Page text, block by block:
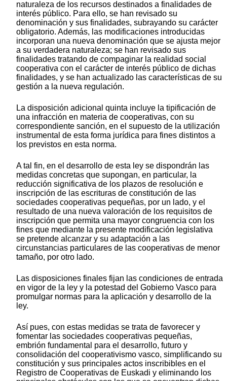
naturaleza de los recursos destinados a finalidades de
interés público. Para ello, se han revisado su
denominación y sus finalidades, subrayando su carácter
obligatorio. Además, las modificaciones introducidas
incorporan una nueva denominación que se ajusta mejor
a su verdadera naturaleza; se han revisado sus
finalidades tratando de compaginar la realidad social
cooperativa con el carácter de interés público de dichas
finalidades, y se han actualizado las características de su
gestión a la nueva regulación.
La disposición adicional quinta incluye la tipificación de
una infracción en materia de cooperativas, con su
correspondiente sanción, en el supuesto de la utilización
instrumental de esta forma jurídica para fines distintos a
los previstos en esta norma.
A tal fin, en el desarrollo de esta ley se dispondrán las
medidas concretas que supongan, en particular, la
reducción significativa de los plazos de resolución e
inscripción de las escrituras de constitución de las
sociedades cooperativas pequeñas, por un lado, y el
resultado de una nueva valoración de los requisitos de
inscripción que permita una mayor congruencia con los
fines que mediante la presente modificación legislativa
se pretende alcanzar y su adaptación a las
circunstancias particulares de las cooperativas de menor
tamaño, por otro lado.
Las disposiciones finales fijan las condiciones de entrada
en vigor de la ley y la potestad del Gobierno Vasco para
promulgar normas para la aplicación y desarrollo de la
ley.
Así pues, con estas medidas se trata de favorecer y
fomentar las sociedades cooperativas pequeñas,
embrión fundamental para el desarrollo, futuro y
consolidación del cooperativismo vasco, simplificando su
constitución y sus principales actos inscribibles en el
Registro de Cooperativas de Euskadi y eliminando los